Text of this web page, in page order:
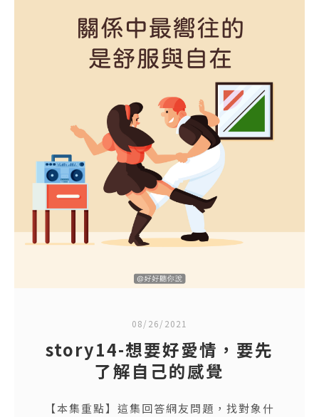
08/26/2021
story14-想要好愛情，要先
了解自己的感覺
【本集重點】這集回答網友問題，找對象什